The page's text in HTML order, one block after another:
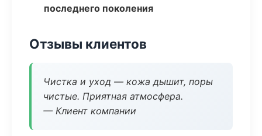
последнего поколения
Отзывы клиентов
Чистка и уход — кожа дышит, поры
чистые. Приятная атмосфера.
— Клиент компании